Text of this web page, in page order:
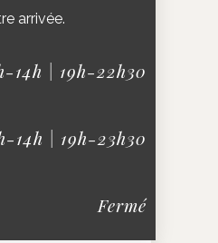
arrivée.
14h | 19h-22h30
14h | 19h-23h30
Fermé